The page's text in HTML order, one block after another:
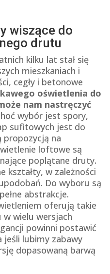
wiszące do
drutu
kilku lat stał się
mieszkaniach i
cegły i betonowe
oświetlenia do
nam nastręczyć
wybór jest spory,
sufitowych jest do
propozycją na
loftowe są
poplątane druty.
kształty, w zależności
Do wyboru są
abstrakcje.
oferują takie
w wielu wersjach
powinni postawić
jeśli lubimy zabawy
dopasowaną barwą